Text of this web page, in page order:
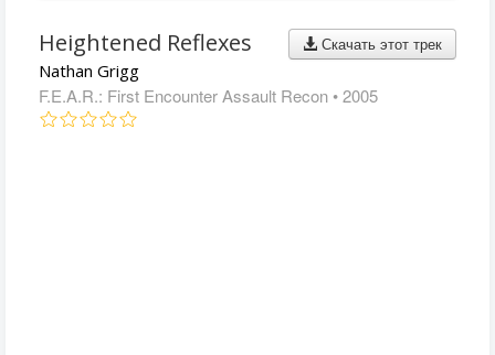
Скачать этот трек
Heightened Reflexes
Nathan Grigg
F.E.A.R.: First Encounter Assault Recon • 2005